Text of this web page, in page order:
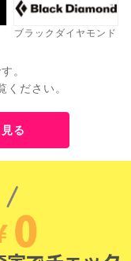
ブラックダイヤモンド
。
ださい。
る